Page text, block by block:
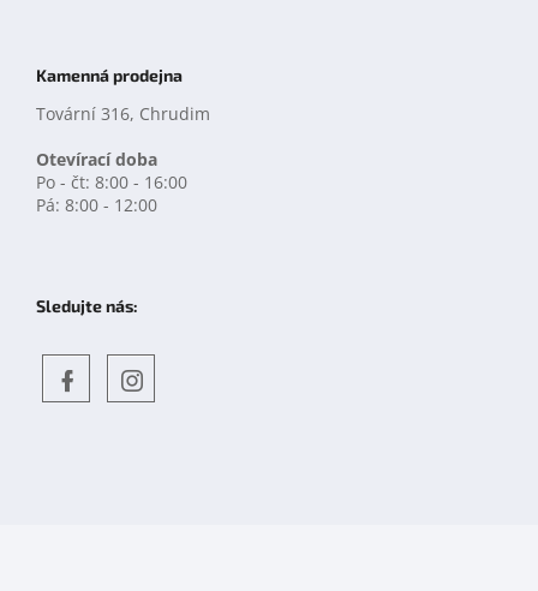
Kamenná prodejna
Tovární 316, Chrudim
Otevírací doba
Po - čt: 8:00 - 16:00
Pá: 8:00 - 12:00
Sledujte nás: